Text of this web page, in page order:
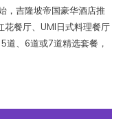
，吉隆坡帝国豪华酒店推
花餐厅、UMI日式料理餐厅
道、6道或7道精选套餐，
身为一座节日庆典的璀璨之